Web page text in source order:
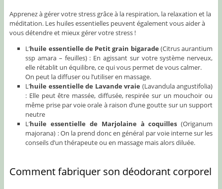
Apprenez à gérer votre stress grâce à la respiration, la relaxation et la
méditation. Les huiles essentielles peuvent également vous aider à
vous détendre et mieux gérer votre stress !
L’huile essentielle de Petit grain bigarade (Citrus aurantium
ssp amara – feuilles) : En agissant sur votre système nerveux,
elle rétablit un équilibre, ce qui vous permet de vous calmer.
On peut la diffuser ou l’utiliser en massage.
L’huile essentielle de Lavande vraie (Lavandula angustifolia)
: Elle peut être massée, diffusée, respirée sur un mouchoir ou
même prise par voie orale à raison d’une goutte sur un support
neutre
L’huile essentielle de Marjolaine à coquilles (Origanum
majorana) : On la prend donc en général par voie interne sur les
conseils d’un thérapeute ou en massage mais alors diluée.
Comment fabriquer son déodorant corporel